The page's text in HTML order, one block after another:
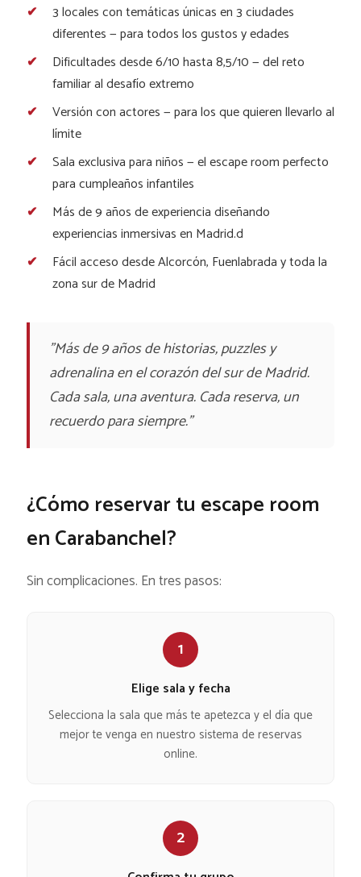
3 locales con temáticas únicas en 3 ciudades
diferentes — para todos los gustos y edades
Dificultades desde 6/10 hasta 8,5/10 — del reto
familiar al desafío extremo
Versión con actores — para los que quieren llevarlo al
límite
Sala exclusiva para niños — el escape room perfecto
para cumpleaños infantiles
Más de 9 años de experiencia diseñando
experiencias inmersivas en Madrid.d
Fácil acceso desde Alcorcón, Fuenlabrada y toda la
zona sur de Madrid
"Más de 9 años de historias, puzzles y
adrenalina en el corazón del sur de Madrid.
Cada sala, una aventura. Cada reserva, un
recuerdo para siempre."
¿Cómo reservar tu escape room
en Carabanchel?
Sin complicaciones. En tres pasos:
1
Elige sala y fecha
Selecciona la sala que más te apetezca y el día que
mejor te venga en nuestro sistema de reservas
online.
2